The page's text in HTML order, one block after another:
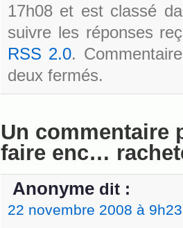
17h08 et est classé
suivre les réponses
RSS 2.0.
deux fermés.
Un commentaire
faire enc…
Anonyme dit :
22 novembre 2008 à 9h23